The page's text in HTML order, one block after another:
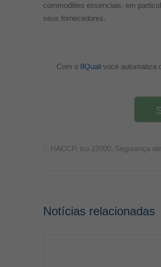
commodities essenciais, em
seus fornecedores.
Com o 8Qualivocê automatiza
HACCP, iso 22000, Segurança
Notícias relacionadas